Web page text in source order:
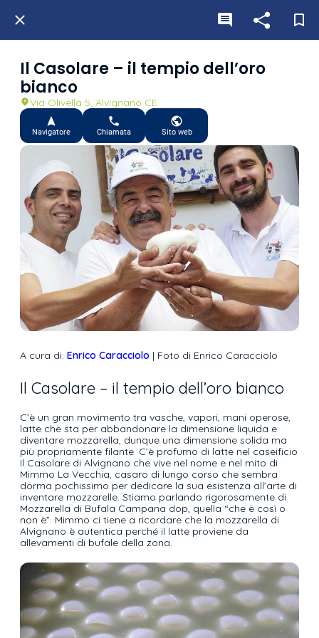
Il Casolare – il tempio dell’oro
bianco
Via Olivella 5, Alvignano CE
Navigatore Chiamata Sito web
A cura di: Enrico Caracciolo | Foto di Enrico Caracciolo
Il Casolare – il tempio dell’oro bianco
C’è un gran movimento tra vasche, vapori, mani operose,
latte che sta per abbandonare la dimensione liquida e
diventare mozzarella, dunque una dimensione solida ma
più propriamente filante. C’è profumo di latte nel caseificio
Il Casolare di Alvignano che vive nel nome e nel mito di
Mimmo La Vecchia, casaro di lungo corso che sembra
dorma pochissimo per dedicare la sua esistenza all’arte di
inventare mozzarelle. Stiamo parlando rigorosamente di
Mozzarella di Bufala Campana dop, quella “che è così o
non è”. Mimmo ci tiene a ricordare che la mozzarella di
Alvignano è autentica perché il latte proviene da
allevamenti di bufale della zona.